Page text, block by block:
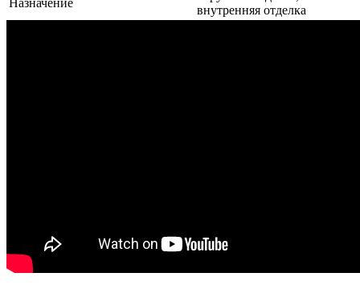
внутренняя отделка